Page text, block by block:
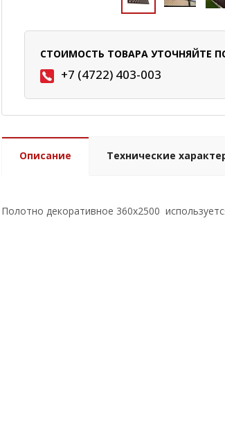
СТОИМОСТЬ ТОВАРА УТОЧНЯЙТЕ
+7 (4722) 403-003
Описание Технические
Полотно декоративное 360х2500